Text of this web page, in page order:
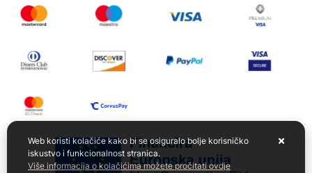
Web koristi kolačiće kako bi se osiguralo bolje korisničko
iskustvo i funkcionalnost stranica.
Više informacija o kolačićima možete pročitati ovdje